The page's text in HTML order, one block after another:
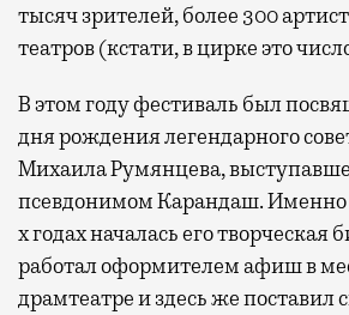
тысяч зрителей, более 300
театров (кстати, в цирке это
В этом году фестиваль был
дня рождения легендарного
Михаила Румянцева,
псевдонимом Карандаш. Именно
х годах началась его творческая
работал оформителем афиш в
драмтеатре и здесь же поставил